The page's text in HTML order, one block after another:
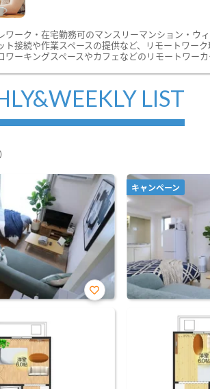
ワーク・在宅勤務可のマンスリーマンション・ウ
ト接続や作業スペースの提供など、リモートワー
ワーキングスペースやカフェなどのリモートワー
LIST
お気
キャンペーン